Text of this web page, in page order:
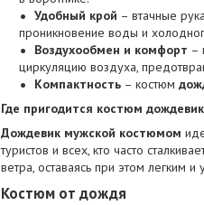
Удобный крой – втачные
проникновение воды и
Воздухообмен и комфорт –
циркуляцию воздуха,
Компактность – костюм
Где пригодится костюм
Дождевик мужской костюмом
туристов и всех, кто часто
ветра, оставаясь при этом легким
Костюм от дождя